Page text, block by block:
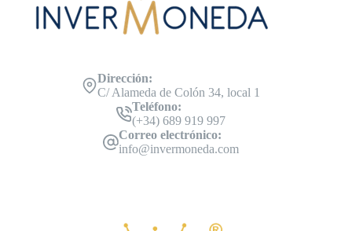
Dirección:
C/ Alameda de Colón 34, local 1
Teléfono:
(+34) 689 919 997
Correo electrónico:
info@invermoneda.com